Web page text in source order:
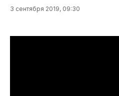
3 сентября 2019, 09:30